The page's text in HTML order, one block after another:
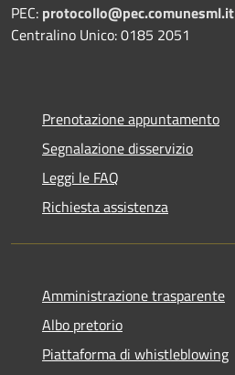
PEC: protocollo@pec.comunesml.it
Centralino Unico: 0185 2051
Prenotazione appuntamento
Segnalazione disservizio
Leggi le FAQ
Richiesta assistenza
Amministrazione trasparente
Albo pretorio
Piattaforma di whistleblowing